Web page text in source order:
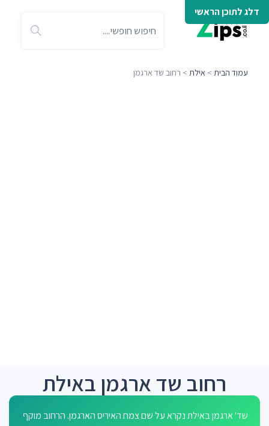
דלג לתוכן הראשי
עמוד הבית > אילת > רחוב שד ארגמן
רחוב שד ארגמן באילת
שד' ארגמן באילת נקרא על שם צמח האיריס הארגמן. הרחוב מוקף